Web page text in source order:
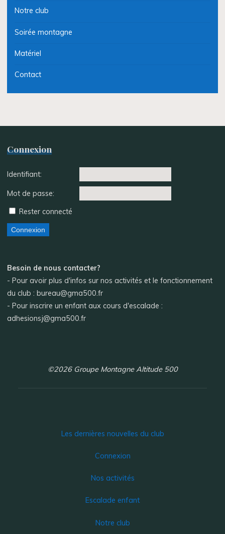
Notre club
Soirée montagne
Matériel
Contact
Connexion
Identifiant:
Mot de passe:
Rester connecté
Connexion
Besoin de nous contacter?
- Pour avoir plus d'infos sur nos activités et le fonctionnement
du club : bureau@gma500.fr
- Pour inscrire un enfant aux cours d'escalade :
adhesionsj@gma500.fr
©2026 Groupe Montagne Altitude 500
Les dernières nouvelles du club
Connexion
Nos activités
Escalade enfant
Notre club